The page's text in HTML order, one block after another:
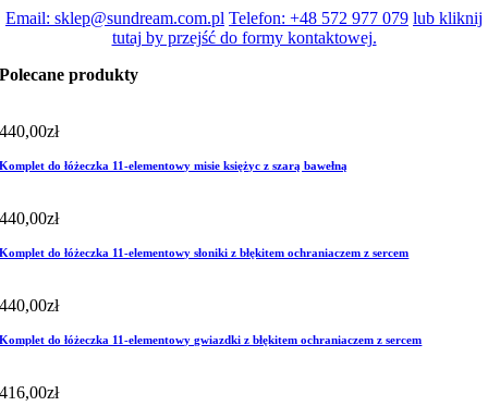
Email: sklep@sundream.com.pl Telefon: +48 572 977 079 lub kliknij
tutaj by przejść do formy kontaktowej.
Polecane produkty
440,00zł
Komplet do łóżeczka 11-elementowy misie księżyc z szarą bawełną
440,00zł
Komplet do łóżeczka 11-elementowy słoniki z błękitem ochraniaczem z sercem
440,00zł
Komplet do łóżeczka 11-elementowy gwiazdki z błękitem ochraniaczem z sercem
416,00zł